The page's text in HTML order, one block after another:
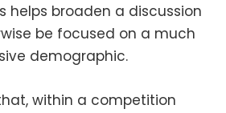
helps broaden a discussion
be focused on a much
demographic.
within a competition